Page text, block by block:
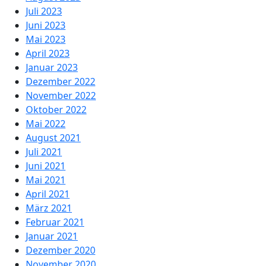
Juli 2023
Juni 2023
Mai 2023
April 2023
Januar 2023
Dezember 2022
November 2022
Oktober 2022
Mai 2022
August 2021
Juli 2021
Juni 2021
Mai 2021
April 2021
März 2021
Februar 2021
Januar 2021
Dezember 2020